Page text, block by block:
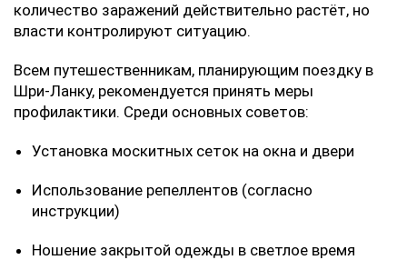
количество заражений действительно растёт, но
власти контролируют ситуацию.
Всем путешественникам, планирующим поездку в
Шри-Ланку, рекомендуется принять меры
профилактики. Среди основных советов:
Установка москитных сеток на окна и двери
Использование репеллентов (согласно
инструкции)
Ношение закрытой одежды в светлое время